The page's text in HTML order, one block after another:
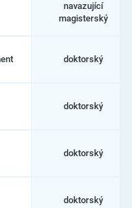
navazující
magisterský
doktorský
doktorský
doktorský
doktorský